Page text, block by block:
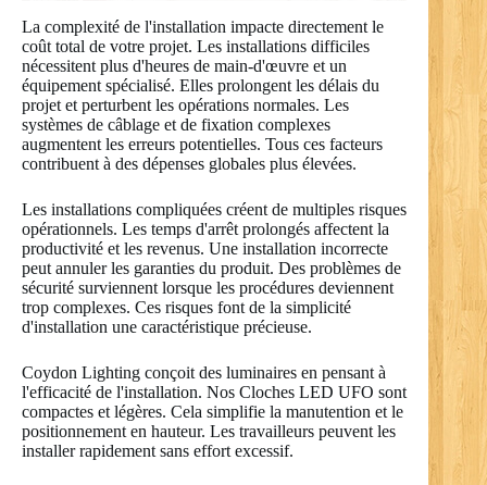
La complexité de l'installation impacte directement le
coût total de votre projet. Les installations difficiles
nécessitent plus d'heures de main-d'œuvre et un
équipement spécialisé. Elles prolongent les délais du
projet et perturbent les opérations normales. Les
systèmes de câblage et de fixation complexes
augmentent les erreurs potentielles. Tous ces facteurs
contribuent à des dépenses globales plus élevées.
Les installations compliquées créent de multiples risques
opérationnels. Les temps d'arrêt prolongés affectent la
productivité et les revenus. Une installation incorrecte
peut annuler les garanties du produit. Des problèmes de
sécurité surviennent lorsque les procédures deviennent
trop complexes. Ces risques font de la simplicité
d'installation une caractéristique précieuse.
Coydon Lighting conçoit des luminaires en pensant à
l'efficacité de l'installation. Nos Cloches LED UFO sont
compactes et légères. Cela simplifie la manutention et le
positionnement en hauteur. Les travailleurs peuvent les
installer rapidement sans effort excessif.